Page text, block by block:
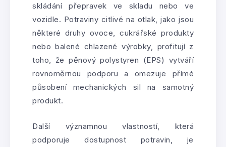
skládání přepravek ve skladu nebo ve
vozidle. Potraviny citlivé na otlak, jako jsou
některé druhy ovoce, cukrářské produkty
nebo balené chlazené výrobky, profitují z
toho, že pěnový polystyren (EPS) vytváří
rovnoměrnou podporu a omezuje přímé
působení mechanických sil na samotný
produkt.
Další významnou vlastností, která
podporuje dostupnost potravin, je